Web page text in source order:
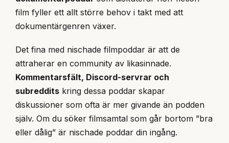
film fyller ett allt större behov i takt med att
dokumentärgenren växer.
Det fina med nischade filmpoddar är att de
attraherar en community av likasinnade.
Kommentarsfält, Discord-servrar och
subreddits kring dessa poddar skapar
diskussioner som ofta är mer givande än podden
själv. Om du söker filmsamtal som går bortom ”bra
eller dålig” är nischade poddar din ingång.